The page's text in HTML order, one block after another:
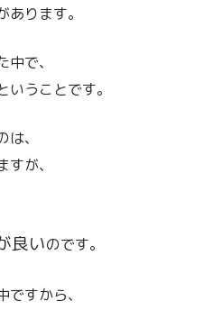
ります。
で、
うことです。
、
が、
良いのです。
すから、